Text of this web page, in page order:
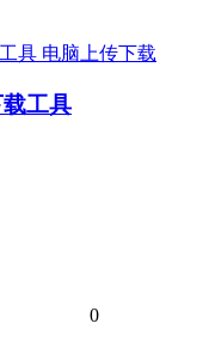
电脑上传下载
工具
0